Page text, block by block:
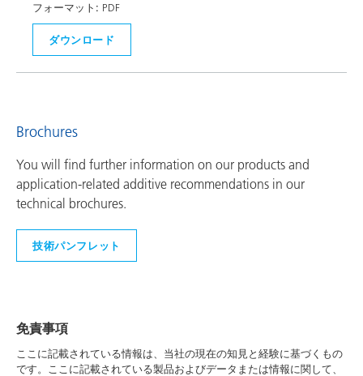
フォーマット: PDF
ダウンロード
Brochures
You will find further information on our products and
application-related additive recommendations in our
technical brochures.
技術パンフレット
免責事項
ここに記載されている情報は、当社の現在の知見と経験に基づくもの
です。ここに記載されている製品およびデータまたは情報に関して、